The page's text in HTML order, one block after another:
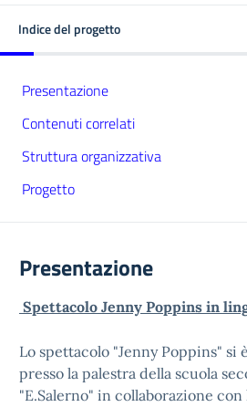
Indice del progetto
Presentazione
Contenuti correlati
Struttura organizzativa
Progetto
Presentazione
Spettacolo Jenny Poppins in
Lo spettacolo "Jenny Poppins" si
presso la palestra della scuola
"E.Salerno" in collaborazione con